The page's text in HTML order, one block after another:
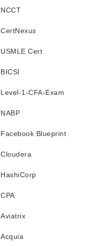
NCCT
CertNexus
USMLE Cert
BICSI
Level-1-CFA-Exam
NABP
Facebook Blueprint
Cloudera
HashiCorp
CPA
Aviatrix
Acquia